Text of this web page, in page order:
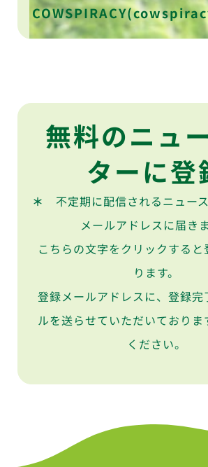
ソース: Livestock
3 (2011),
ソース: T. Colin,
Campbell, The
ソース： 国連食糧農業機
無料のニュ
ターに登
＊
不定期に配信されるニュー
メールアドレスに届きま
こちらの文字をクリックする
ります。
登録メールアドレスに、登録完
ルを送らせていただいておりま
ください。